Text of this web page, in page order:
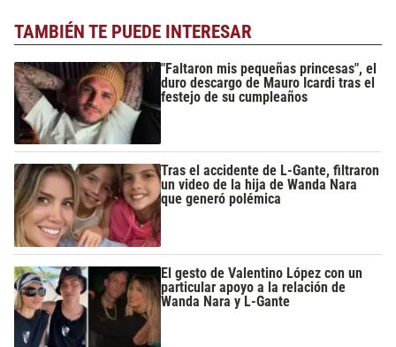
TAMBIÉN TE PUEDE INTERESAR
"Faltaron mis pequeñas princesas", el
duro descargo de Mauro Icardi tras el
festejo de su cumpleaños
Tras el accidente de L-Gante, filtraron
un video de la hija de Wanda Nara
que generó polémica
El gesto de Valentino López con un
particular apoyo a la relación de
Wanda Nara y L-Gante